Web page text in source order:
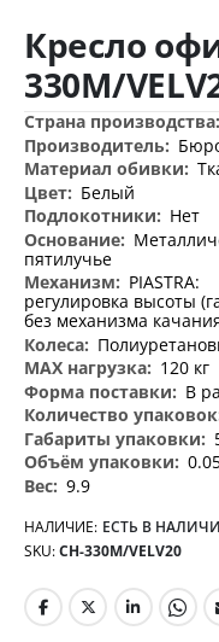
к
началу
галереи
изображений
Кресло
330M/
Дополнительная
информация
Белый
Нет
пятилучье
PIASTRA:
регулировка высоты
без механизма
120 кг
В
9.9
НАЛИЧИЕ: ЕСТЬ В
SKU CH-330M/VELV20